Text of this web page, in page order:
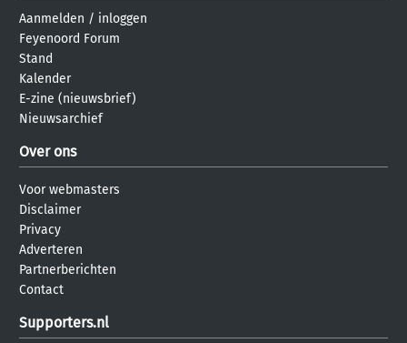
Aanmelden / inloggen
Feyenoord Forum
Stand
Kalender
E-zine (nieuwsbrief)
Nieuwsarchief
Over ons
Voor webmasters
Disclaimer
Privacy
Adverteren
Partnerberichten
Contact
Supporters.nl